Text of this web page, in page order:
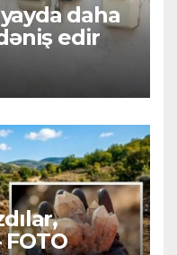
daha
edir
FOTO